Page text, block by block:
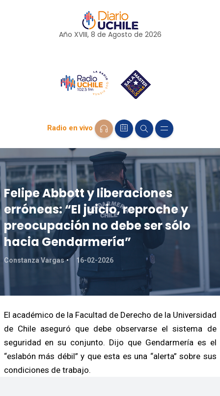
Año XVIII, 8 de Agosto de 2026
Radio en vivo
Felipe Abbott y liberaciones
erróneas: “El juicio, reproche y
preocupación no debe ser sólo
hacia Gendarmería”
Constanza Vargas 16-02-2026
El académico de la Facultad de Derecho de la Universidad
de Chile aseguró que debe observarse el sistema de
seguridad en su conjunto. Dijo que Gendarmería es el
“eslabón más débil” y que esta es una “alerta” sobre sus
condiciones de trabajo.